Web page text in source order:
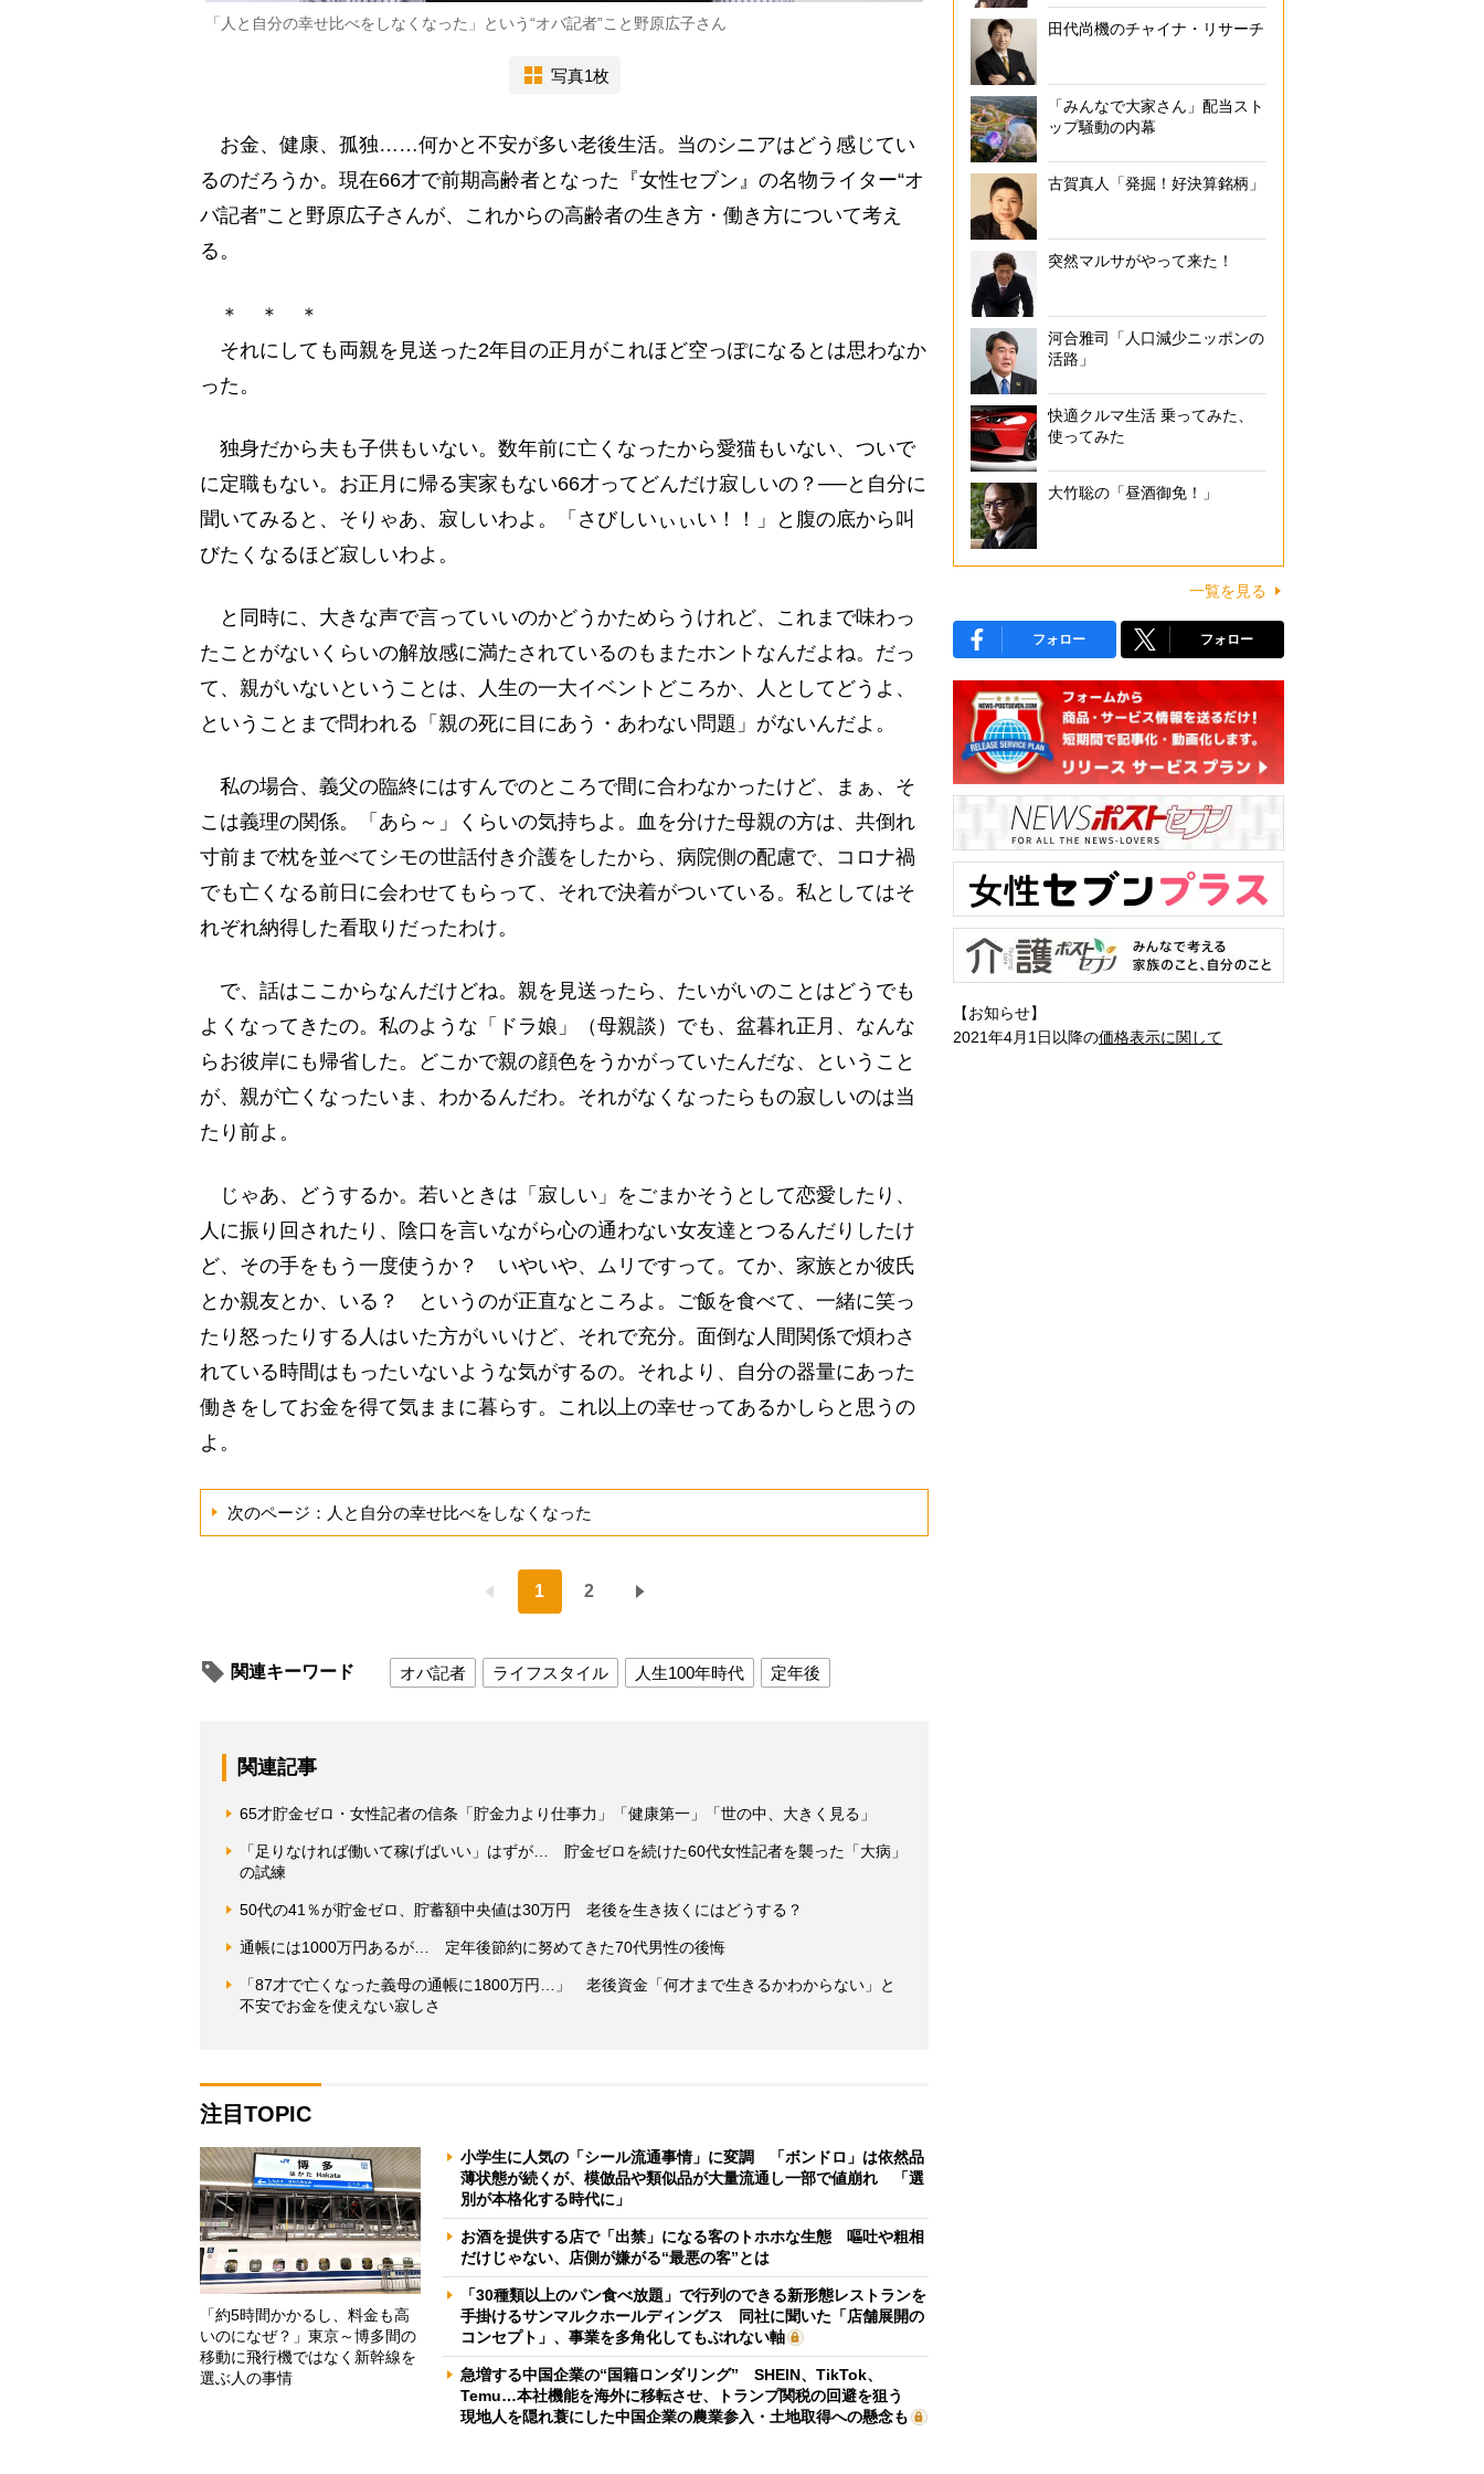
「人と自分の幸せ比べをしなくなった」という“オバ記者”こと野原広子さん
写真1枚
お金、健康、孤独……何かと不安が多い老後生活。当のシニアはどう感じてい
るのだろうか。現在66才で前期高齢者となった『女性セブン』の名物ライター“オ
バ記者”こと野原広子さんが、これからの高齢者の生き方・働き方について考え
る。
＊ ＊ ＊
それにしても両親を見送った2年目の正月がこれほど空っぽになるとは思わなか
った。
独身だから夫も子供もいない。数年前に亡くなったから愛猫もいない、ついで
に定職もない。お正月に帰る実家もない66才ってどんだけ寂しいの？──と自分に
聞いてみると、そりゃあ、寂しいわよ。「さびしいぃぃい！！」と腹の底から叫
びたくなるほど寂しいわよ。
と同時に、大きな声で言っていいのかどうかためらうけれど、これまで味わっ
たことがないくらいの解放感に満たされているのもまたホントなんだよね。だっ
て、親がいないということは、人生の一大イベントどころか、人としてどうよ、
ということまで問われる「親の死に目にあう・あわない問題」がないんだよ。
私の場合、義父の臨終にはすんでのところで間に合わなかったけど、まぁ、そ
こは義理の関係。「あら～」くらいの気持ちよ。血を分けた母親の方は、共倒れ
寸前まで枕を並べてシモの世話付き介護をしたから、病院側の配慮で、コロナ禍
でも亡くなる前日に会わせてもらって、それで決着がついている。私としてはそ
れぞれ納得した看取りだったわけ。
で、話はここからなんだけどね。親を見送ったら、たいがいのことはどうでも
よくなってきたの。私のような「ドラ娘」（母親談）でも、盆暮れ正月、なんな
らお彼岸にも帰省した。どこかで親の顔色をうかがっていたんだな、ということ
が、親が亡くなったいま、わかるんだわ。それがなくなったらもの寂しいのは当
たり前よ。
じゃあ、どうするか。若いときは「寂しい」をごまかそうとして恋愛したり、
人に振り回されたり、陰口を言いながら心の通わない女友達とつるんだりしたけ
ど、その手をもう一度使うか？ いやいや、ムリですって。てか、家族とか彼氏
とか親友とか、いる？ というのが正直なところよ。ご飯を食べて、一緒に笑っ
たり怒ったりする人はいた方がいいけど、それで充分。面倒な人間関係で煩わさ
れている時間はもったいないような気がするの。それより、自分の器量にあった
働きをしてお金を得て気ままに暮らす。これ以上の幸せってあるかしらと思うの
よ。
次のページ：人と自分の幸せ比べをしなくなった
1 2
関連キーワード オバ記者 ライフスタイル 人生100年時代 定年後
関連記事
65才貯金ゼロ・女性記者の信条「貯金力より仕事力」「健康第一」「世の中、大きく見る」
「足りなければ働いて稼げばいい」はずが… 貯金ゼロを続けた60代女性記者を襲った「大病」
の試練
50代の41％が貯金ゼロ、貯蓄額中央値は30万円 老後を生き抜くにはどうする？
通帳には1000万円あるが… 定年後節約に努めてきた70代男性の後悔
「87才で亡くなった義母の通帳に1800万円…」 老後資金「何才まで生きるかわからない」と
不安でお金を使えない寂しさ
注目TOPIC
「約5時間かかるし、料金も高
いのになぜ？」東京～博多間の
移動に飛行機ではなく新幹線を
選ぶ人の事情
小学生に人気の「シール流通事情」に変調 「ボンドロ」は依然品
薄状態が続くが、模倣品や類似品が大量流通し一部で値崩れ 「選
別が本格化する時代に」
お酒を提供する店で「出禁」になる客のトホホな生態 嘔吐や粗相
だけじゃない、店側が嫌がる“最悪の客”とは
「30種類以上のパン食べ放題」で行列のできる新形態レストランを
手掛けるサンマルクホールディングス 同社に聞いた「店舗展開の
コンセプト」、事業を多角化してもぶれない軸
急増する中国企業の“国籍ロンダリング” SHEIN、TikTok、
Temu…本社機能を海外に移転させ、トランプ関税の回避を狙う
現地人を隠れ蓑にした中国企業の農業参入・土地取得への懸念も
田代尚機のチャイナ・リサーチ
「みんなで大家さん」配当スト
ップ騒動の内幕
古賀真人「発掘！好決算銘柄」
突然マルサがやって来た！
河合雅司「人口減少ニッポンの
活路」
快適クルマ生活 乗ってみた、
使ってみた
大竹聡の「昼酒御免！」
一覧を見る
フォロー フォロー
【お知らせ】
2021年4月1日以降の価格表示に関して